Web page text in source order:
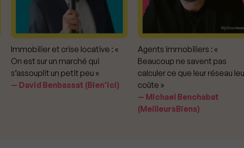
Immobilier et crise locative : «
On est sur un marché qui
s’assouplit un petit peu »
David Benbassat (Bien’ici)
Agents immobiliers : «
Beaucoup ne savent pas
calculer ce que leur réseau
coûte »
Michael Benchabat
(MeilleursBiens)